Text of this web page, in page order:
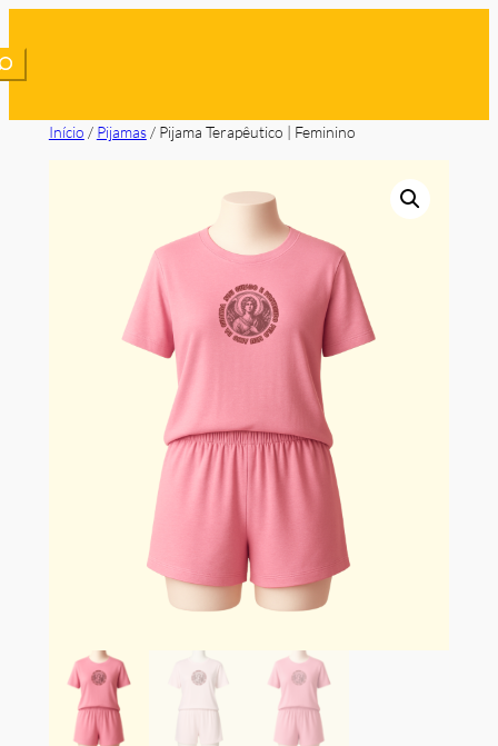
para
o
Início / Pijamas/ Pijama Terapêutico | Feminino